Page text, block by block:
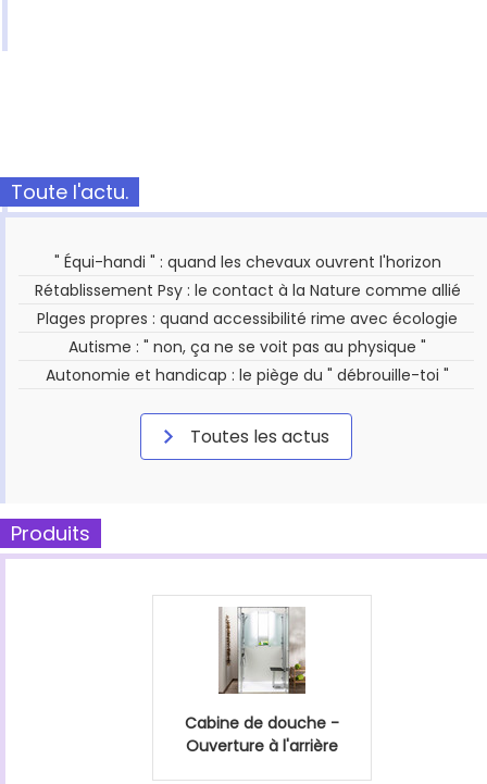
Toute l'actu.
" Équi-handi " : quand les chevaux ouvrent l'horizon
Rétablissement Psy : le contact à la Nature comme allié
Plages propres : quand accessibilité rime avec écologie
Autisme : " non, ça ne se voit pas au physique "
Autonomie et handicap : le piège du " débrouille-toi "
Toutes les actus
Produits
Cabine de douche -
Ouverture à l'arrière